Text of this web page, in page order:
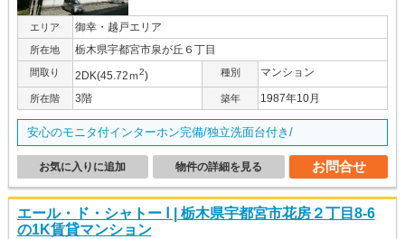
エリア 御幸・越戸エリア
所在地 栃木県宇都宮市泉が丘６丁目
間取り 2DK(45.72ｍ2) 種別 マンション
所在階 3階 築年 1987年10月
安心のモニタ付インターホン完備/独立洗面台付き/
お問合せ
物件の詳細を見る
お気に入りに追加
エール・ド・シャトー Ⅰ | 栃木県宇都宮市花房２丁目8-6
の1K賃貸マンション